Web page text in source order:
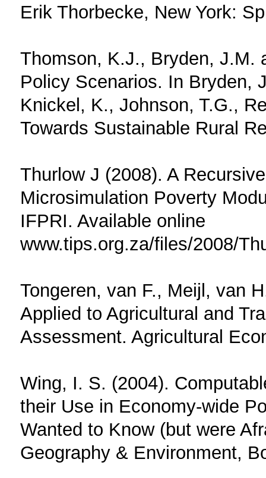
Erik Thorbecke, New York:
Thomson, K.J., Bryden, J.M.
Policy Scenarios. In Bryden,
Knickel, K., Johnson, T.G.,
Towards Sustainable Rural
Thurlow J (2008). A
Microsimulation Poverty
IFPRI. Available online
www.tips.org.za/files/2008/
Tongeren, van F., Meijl, van
Applied to Agricultural and
Assessment. Agricultural
Wing, I. S. (2004).
their Use in Economy-wide
Wanted to Know (but were
Geography & Environment,